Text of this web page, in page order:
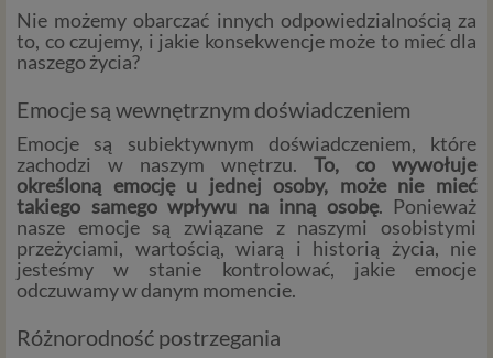
Nie możemy obarczać innych odpowiedzialnością za
to, co czujemy, i jakie konsekwencje może to mieć dla
naszego życia?
Emocje są wewnętrznym doświadczeniem
Emocje są subiektywnym doświadczeniem, które
zachodzi w naszym wnętrzu. To, co wywołuje
określoną emocję u jednej osoby, może nie mieć
takiego samego wpływu na inną osobę. Ponieważ
nasze emocje są związane z naszymi osobistymi
przeżyciami, wartością, wiarą i historią życia, nie
jesteśmy w stanie kontrolować, jakie emocje
odczuwamy w danym momencie.
Różnorodność postrzegania